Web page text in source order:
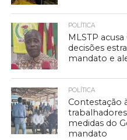
POLÍTICA
MLSTP
decisões
mandato e
POLÍTICA
Contestação
medidas do
mandato